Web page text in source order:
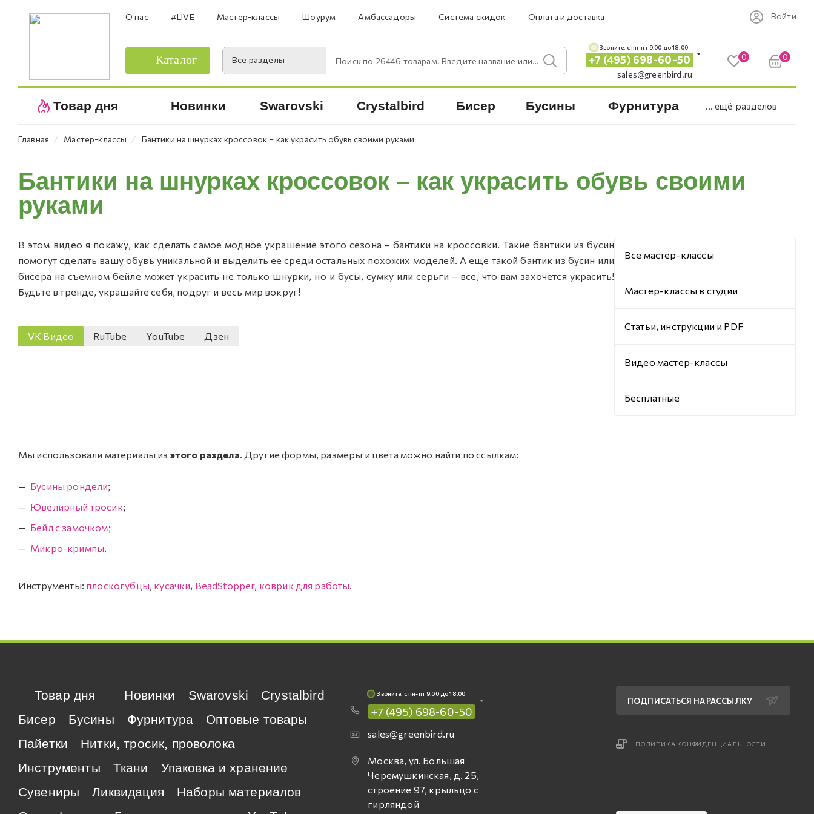
О нас #LIVE Мастер-классы Шоурум Амбассадоры Система скидок Оплата и доставка Войти
Каталог Все разделы Поиск по 26446 товарам. Введите название или артикул.
Звоните: c пн-пт 9:00 до 18:00
+7 (495) 698-60-50
sales@greenbird.ru
0 0
Товар дня Новинки Swarovski Crystalbird Бисер Бусины Фурнитура ... ещё разделов
Главная ⁄ Мастер-классы ⁄ Бантики на шнурках кроссовок – как украсить обувь своими руками
Бантики на шнурках кроссовок – как украсить обувь своими
руками
В этом видео я покажу, как сделать самое модное украшение этого сезона – бантики на кроссовки. Такие бантики из бусин
помогут сделать вашу обувь уникальной и выделить ее среди остальных похожих моделей. А еще такой бантик из бусин или
бисера на съемном бейле может украсить не только шнурки, но и бусы, сумку или серьги – все, что вам захочется украсить!
Будьте в тренде, украшайте себя, подруг и весь мир вокруг!
VK Видео RuTube YouTube Дзен
Мы использовали материалы из этого раздела . Другие формы, размеры и цвета можно найти по ссылкам:
Бусины рондели;
Ювелирный тросик;
Бейл с замочком;
Микро-кримпы.
Инструменты: плоскогубцы, кусачки, BeadStopper, коврик для работы.
Все мастер-классы
Мастер-классы в студии
Статьи, инструкции и PDF
Видео мастер-классы
Бесплатные
Товар дня Новинки Swarovski
Crystalbird
Бисер
Бусины Фурнитура
Оптовые товары
Пайетки
Нитки, тросик, проволока
Инструменты
Ткани
Упаковка и хранение
Сувениры
Ликвидация
Наборы материалов
Звоните: c пн-пт 9:00 до 18:00
+7 (495) 698-60-50
sales@greenbird.ru
Москва, ул. Большая
Черемушкинская, д. 25,
строение 97, крыльцо с
гирляндой
ПОДПИСАТЬСЯ НА РАССЫЛКУ
ПОЛИТИКА КОНФИДЕНЦИАЛЬНОСТИ